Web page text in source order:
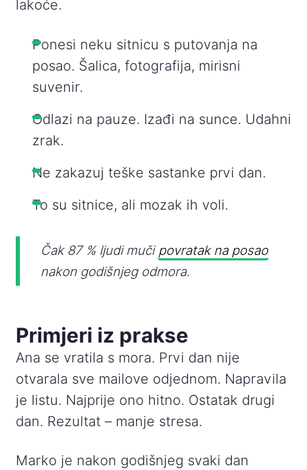
lakoće.
Ponesi neku sitnicu s putovanja na
posao. Šalica, fotografija, mirisni
suvenir.
Odlazi na pauze. Izađi na sunce. Udahni
zrak.
Ne zakazuj teške sastanke prvi dan.
To su sitnice, ali mozak ih voli.
Čak 87 % ljudi muči povratak na posao
nakon godišnjeg odmora.
Primjeri iz prakse
Ana se vratila s mora. Prvi dan nije
otvarala sve mailove odjednom. Napravila
je listu. Najprije ono hitno. Ostatak drugi
dan. Rezultat – manje stresa.
Marko je nakon godišnjeg svaki dan